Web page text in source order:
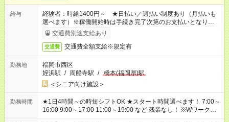
給与
経験者：時給1400円～ ★日払い／週払い制度あり（月払いも
選べます）※稼働開始時は手続き完了次第のお支払いとなりま
す。交通費別途支給あり
交通費 交通費全額支給※規定有
勤務地
福岡市西区
姪浜駅 / 周船寺駅 / 橋本(福岡県)駅
＜シニア向け施設＞
勤務時間
★1日4時間～の時短シフトOK ★スタート時間選べます！ 7:00～
16:00 9:00～17:00 11:00～19:00 など 残業なし！ ※Wワークの
場合、他のお仕事と合わせ週40時間超の就業はご案内できませ